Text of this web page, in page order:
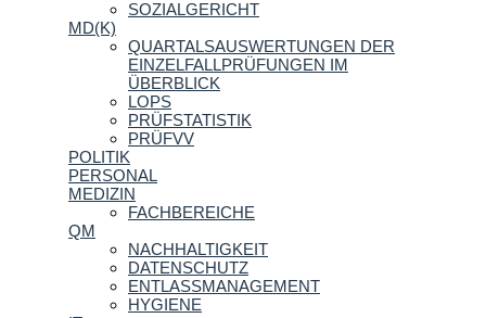
SOZIALGERICHT
MD(K)
QUARTALSAUSWERTUNGEN DER
EINZELFALLPRÜFUNGEN IM
ÜBERBLICK
LOPS
PRÜFSTATISTIK
PRÜFVV
POLITIK
PERSONAL
MEDIZIN
FACHBEREICHE
QM
NACHHALTIGKEIT
DATENSCHUTZ
ENTLASSMANAGEMENT
HYGIENE